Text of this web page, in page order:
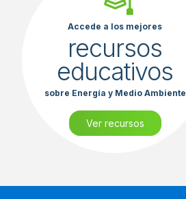
Accede a los mejores
recursos
educativos
sobre Energía y Medio Ambiente
Ver recursos